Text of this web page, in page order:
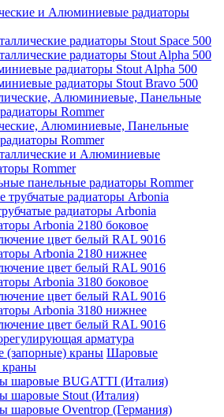
и Алюминиевые радиаторы
радиаторы Stout Space 500
радиаторы Stout Alpha 500
радиаторы Stout Alpha 500
радиаторы Stout Bravo 500
Алюминиевые, Панельные
Rommer
и Алюминиевые
Rommer
панельные радиаторы Rommer
радиаторы Arbonia
Arbonia 2180 боковое
цвет белый RAL 9016
Arbonia 2180 нижнее
цвет белый RAL 9016
Arbonia 3180 боковое
цвет белый RAL 9016
Arbonia 3180 нижнее
цвет белый RAL 9016
арматура
Шаровые
краны
шаровые BUGATTI (Италия)
шаровые Stout (Италия)
шаровые Oventrop (Германия)